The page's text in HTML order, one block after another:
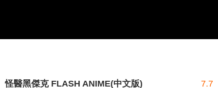
怪醫黑傑克 FLASH ANIME(中文版) 7.7